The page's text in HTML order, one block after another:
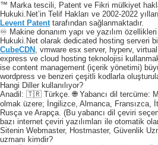
™ Marka tescili, Patent ve Fikri mülkiyet
Hukuki.Net’in Telif Hakları ve 2002-2022
Levent Patenttarafından sağlanmaktadır.
♾️ Makine donanım yapı ve yazılım
Hukuki.Net olarak dedicated hosting serveri
CubeCDN , vmware esx server, hyperv,
express ve cloud hosting teknolojisi
ise content management (içerik yönetimi)
wordpress ve benzeri çeşitli kodlarla
Hangi Diller kullanılıyor?
Anadil: 🇹🇷 Türkçe. 🌐 Yabancı dil tercüme:
olmak üzere; İngilizce, Almanca, Fransızca,
Rusça ve Arapça. (Bu yabancı dil çeviri
bazı internet çeviri yazılımları ile otomatik
Sitenin Webmaster, Hostmaster, Güvenlik
uzmanı kimdir?